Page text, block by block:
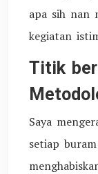
apa sih nan
kegiatan
Titik
Saya
setiap